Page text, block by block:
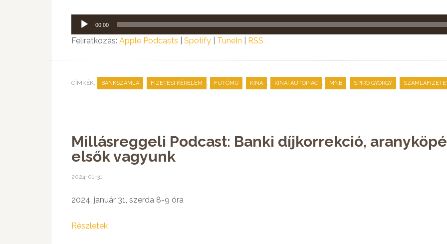
Audió
lejátszó
00:00
Feliratkozás: Apple Podcasts Spotify TuneIn RSS
CÍMKÉK: BANKSZÁMLA , FIZETÉSI KÉRELEM , FUTÓMŰ , KÍNA , KÍNAI AUTÓPIAC , MNB , SPIRÓ GYÖRGY ,
Millásreggeli Podcast: Banki díjkorrekció,
elsők vagyunk
2024-01-31
2024. január 31, szerda 8-9 óra
Részletek